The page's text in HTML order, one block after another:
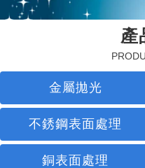
產
金屬拋光
不銹鋼表面處理
銅表面處理